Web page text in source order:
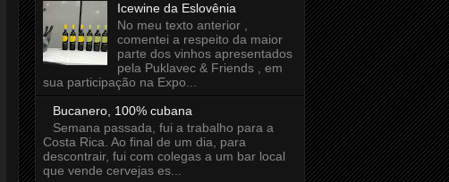
Icewine da Eslovênia
No meu texto anterior ,
comentei a respeito da maior
parte dos vinhos apresentados
pela Puklavec & Friends , em
sua participação na Expo...
Bucanero, 100% cubana
Semana passada, fui a trabalho para a
Costa Rica. Ao final de um dia, para
descontrair, fui com colegas a um bar local
que vende cervejas es...